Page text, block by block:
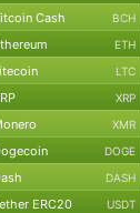
Cash BCH
ETH
LTC
XRP
XMR
DOGE
DASH
ERC20 USDT